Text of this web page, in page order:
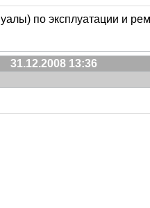
по эксплуатации и
31.12.2008 13:36